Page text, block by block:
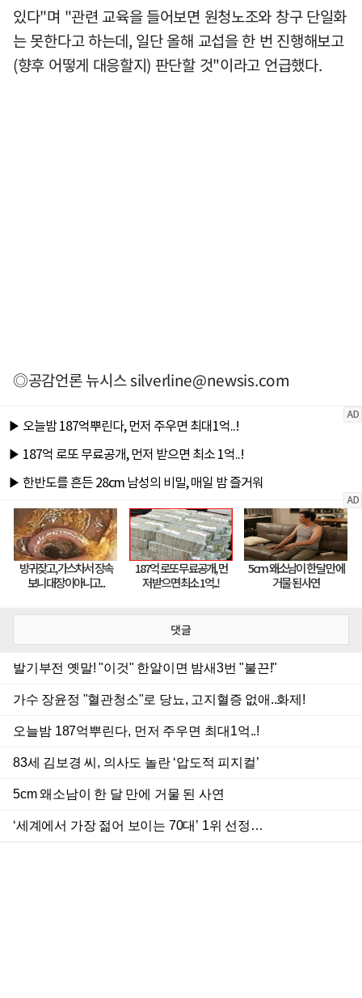
있다"며 "관련 교육을 들어보면 원청노조와 창구 단일화
는 못한다고 하는데, 일단 올해 교섭을 한 번 진행해보고
(향후 어떻게 대응할지) 판단할 것"이라고 언급했다.
◎공감언론 뉴시스silverline@newsis.com
댓글